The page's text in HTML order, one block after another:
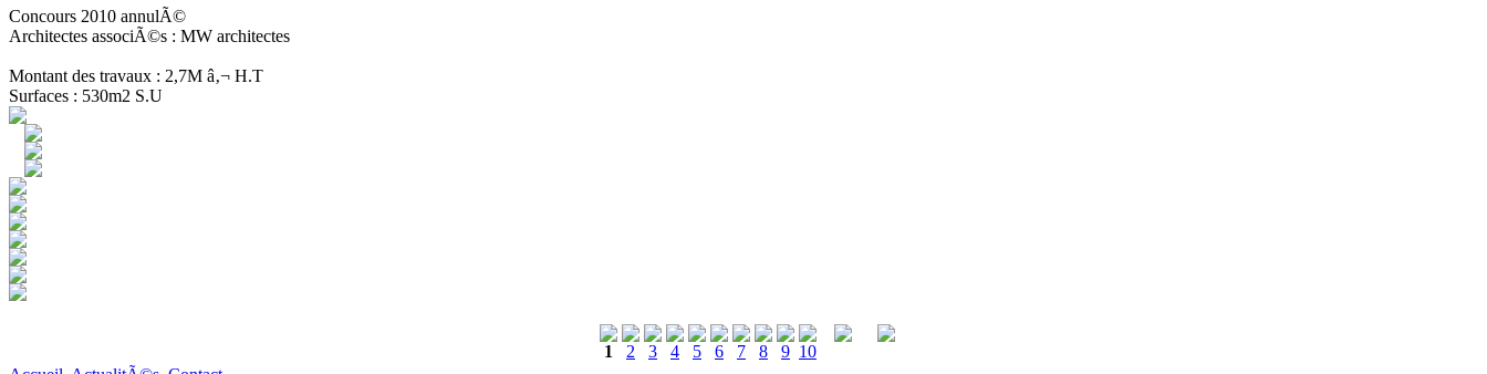
Concours 2010 annulÃ©
Architectes associÃ©s : MW architectes
Montant des travaux : 2,7M â‚¬ H.T
Surfaces : 530m2 S.U
1 2 3 4 5 6 7 8 9 10